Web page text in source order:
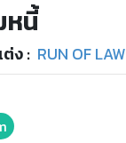
หนี้
ง : RUN OF LAW